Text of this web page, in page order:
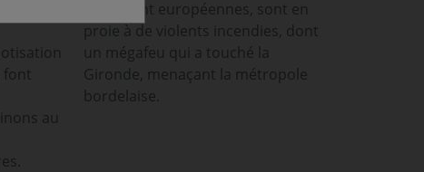
font
au
largement européennes, sont en
proie à de violents incendies, dont
un mégafeu qui a touché la
Gironde, menaçant la métropole
bordelaise.